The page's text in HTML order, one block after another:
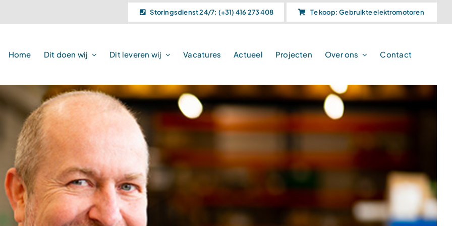
Storingsdienst 24/7: (+31) 416 273 408 Te koop: Gebruikte elektromotoren
Home Dit doen wij Dit leveren wij Vacatures Actueel Projecten Over ons Contact